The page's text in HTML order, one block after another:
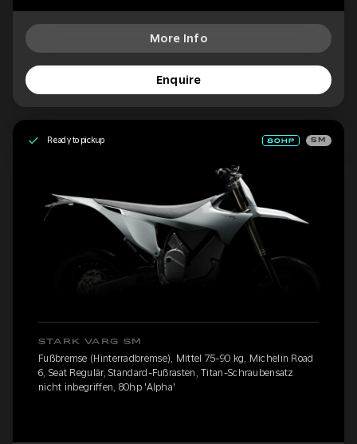
More Info
Enquire
Ready to pickup SM
STARK VARG SM
Fußbremse (Hinterradbremse), Mittel 75-90 kg, Michelin Road
6, Seat Regulär, Standard-Fußrasten, Titan-Schraubensatz
nicht inbegriffen, 80hp 'Alpha'